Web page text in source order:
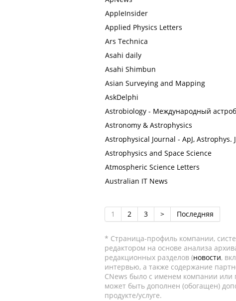
AppleInsider
Applied Physics Letters
Ars Technica
Asahi daily
Asahi Shimbun
Asian Surveying and Mapping
AskDelphi
Astrobiology - Международный
Astronomy & Astrophysics
Astrophysical Journal - ApJ,
Astrophysics and Space Science
Atmospheric Science Letters
Australian IT News
1 2 3 > Последняя
* Страница-профиль компании,
редактором на основе анализа
редакционных разделов (новости,
интервью, а также содержание
CNews было с именем компании или
может быть дополнен (обогащен)
продукте/услуге.